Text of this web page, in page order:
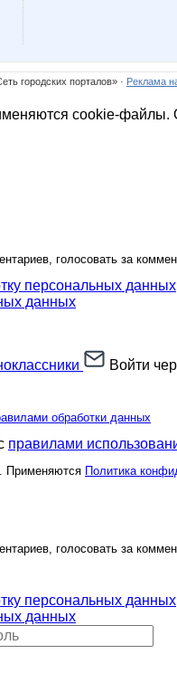
городских порталов» · Реклама
cookie-файлы.
голосовать за
персональных данных
данных
Войти
обработки данных
правилами
Применяются Политика
голосовать за
персональных данных
данных